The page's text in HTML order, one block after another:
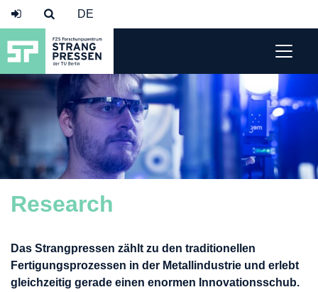
Research
Das Strangpressen zählt zu den traditionellen
Fertigungsprozessen in der Metallindustrie und erlebt
gleichzeitig gerade einen enormen Innovationsschub.